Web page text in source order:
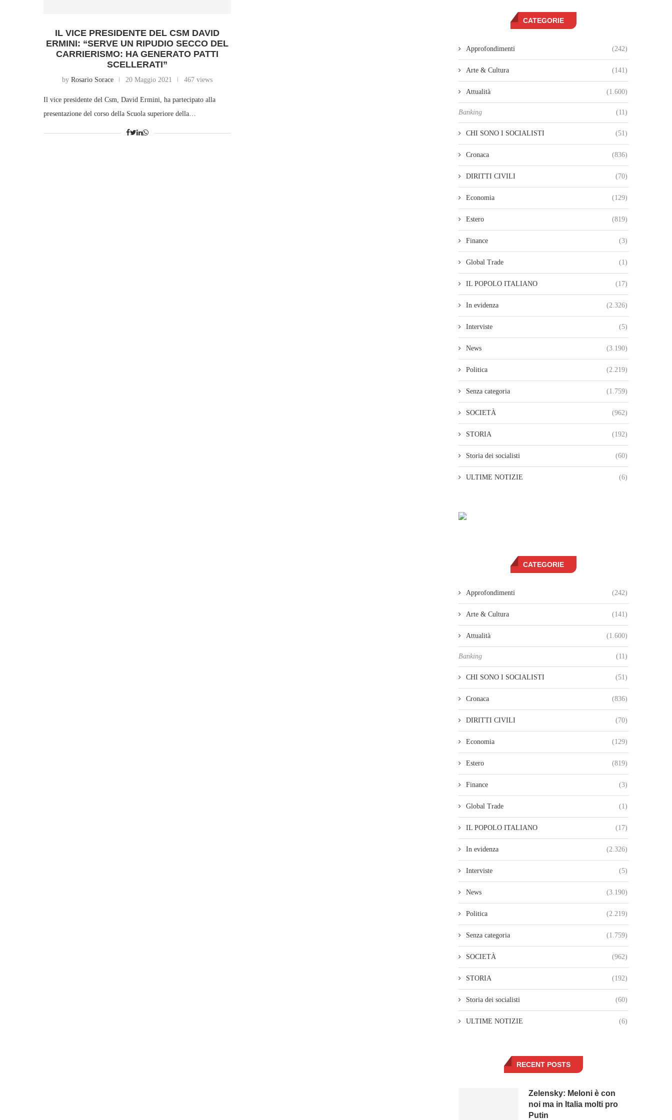
IL VICE PRESIDENTE DEL CSM DAVID
ERMINI: “SERVE UN RIPUDIO SECCO DEL
CARRIERISMO: HA GENERATO PATTI
SCELLERATI”
by Rosario Sorace 20 Maggio 2021 467 views
Il vice presidente del Csm, David Ermini, ha partecipato alla
presentazione del corso della Scuola superiore della…
CATEGORIE
Approfondimenti (242)
Arte & Cultura (141)
Attualità (1.600)
Banking (11)
CHI SONO I SOCIALISTI (51)
Cronaca (836)
DIRITTI CIVILI (70)
Economia (129)
Estero (819)
Finance (3)
Global Trade (1)
IL POPOLO ITALIANO (17)
In evidenza (2.326)
Interviste (5)
News (3.190)
Politica (2.219)
Senza categoria (1.759)
SOCIETÀ (962)
STORIA (192)
Storia dei socialisti (60)
ULTIME NOTIZIE (6)
CATEGORIE
Approfondimenti (242)
Arte & Cultura (141)
Attualità (1.600)
Banking (11)
CHI SONO I SOCIALISTI (51)
Cronaca (836)
DIRITTI CIVILI (70)
Economia (129)
Estero (819)
Finance (3)
Global Trade (1)
IL POPOLO ITALIANO (17)
In evidenza (2.326)
Interviste (5)
News (3.190)
Politica (2.219)
Senza categoria (1.759)
SOCIETÀ (962)
STORIA (192)
Storia dei socialisti (60)
ULTIME NOTIZIE (6)
RECENT POSTS
Zelensky: Meloni è con
noi ma in Italia molti pro
Putin